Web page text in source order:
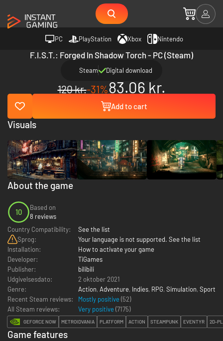
PC PlayStation Xbox Nintendo
F.I.S.T.: Forged In Shadow Torch - PC (Steam)
Steam Digital download
120 kr.-31%83.06 kr.
Add to cart
About the game
10
Based on
8 reviews
Country Compatibility:
See the list
Sprog:
Your language is not supported. See the list
Installation:
How to activate your game
Developer:
TiGames
Publisher:
bilibili
Udgivelsesdato:
2 oktober 2021
Genre:
Action, Adventure, Indies, RPG, Simulation, Sport
Recent Steam reviews:
Mostly positive (52)
All Steam reviews:
Very positive (7175)
GEFORCE NOW METROIDVANIA PLATFORM ACTION STEAMPUNK EVENTYR 2D-
Visuals
Game features